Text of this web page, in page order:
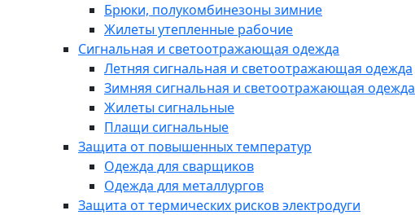
Брюки, полукомбинезоны зимние
Жилеты утепленные рабочие
Сигнальная и светоотражающая одежда
Летняя сигнальная и светоотражающая одежда
Зимняя сигнальная и светоотражающая одежда
Жилеты сигнальные
Плащи сигнальные
Защита от повышенных температур
Одежда для сварщиков
Одежда для металлургов
Защита от термических рисков электродуги